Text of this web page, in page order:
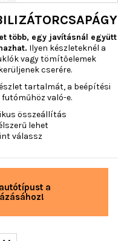
több, egy javításnál együtt
Ilyen készleteknél a
vagy tömítőelemek
cserére.
tartalmát, a beépítési
való-e.
összeállítás
lehet
válassz
a